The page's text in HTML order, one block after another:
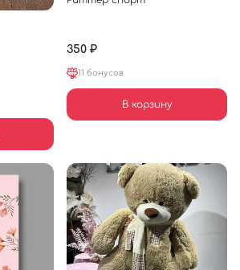
350 ₽
11 бонусов
В корзину